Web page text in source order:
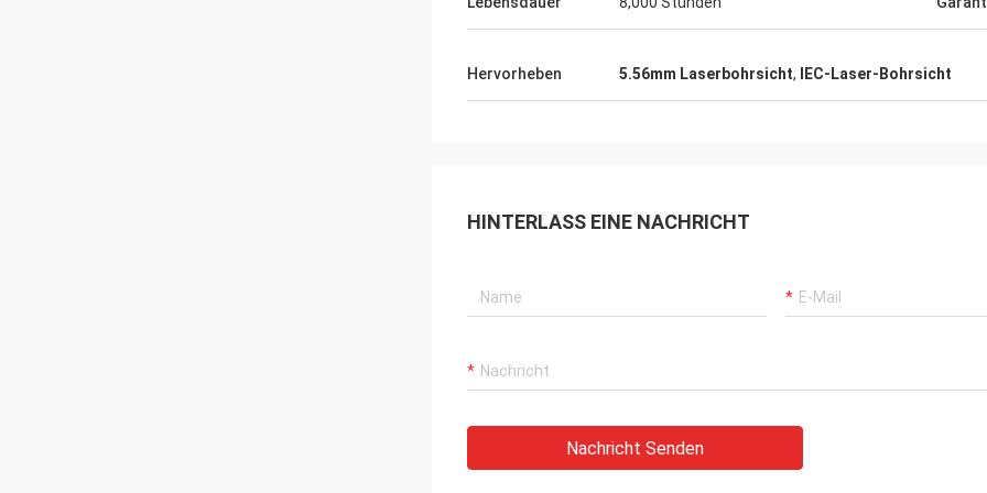
Hervorheben 5.56mm Laserbohrsicht, IEC-Laser-Bohrsicht
HINTERLASS EINE NACHRICHT
Nachricht Senden